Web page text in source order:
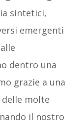
sintetici,
emergenti
dentro una
grazie a una
molte
il nostro